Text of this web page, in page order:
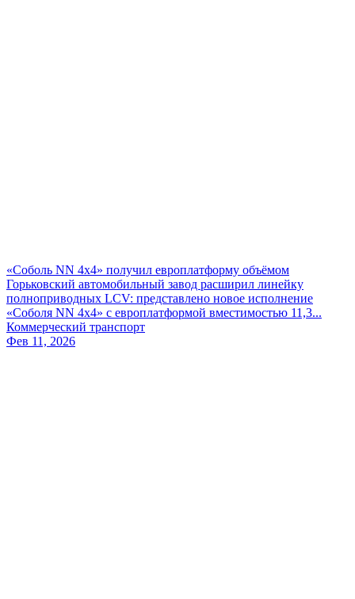
«Соболь NN 4х4» получил европлатформу объёмом
Горьковский автомобильный завод расширил линейку
полноприводных LCV: представлено новое исполнение
«Соболя NN 4х4» с европлатформой вместимостью 11,3...
Коммерческий транспорт
Фев 11, 2026